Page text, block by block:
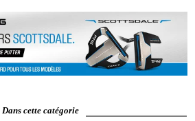
Dans cette catégorie